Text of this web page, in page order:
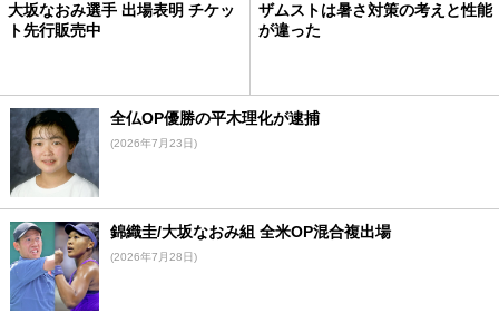
大坂なおみ選手 出場表明 チケッ
ト先行販売中
ザムストは暑さ対策の考えと性能
が違った
全仏OP優勝の平木理化が逮捕
(2026年7月23日)
錦織圭/大坂なおみ組 全米OP混合複出場
(2026年7月28日)